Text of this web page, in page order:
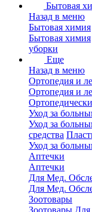
Бытовая
Назад в меню
Бытовая химия
Бытовая химия
уборки
Еще
Назад в меню
Ортопедия и
Ортопедия и
Уход за
Уход за
средства
Уход за
Аптечки
Аптечки
Для Мед.
Для Мед.
Зоотовары
Зоотовары Для